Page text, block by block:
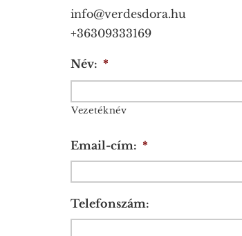
info@verdesdora.hu
+36309333169
Név: *
Vezetéknév
Email-cím: *
Telefonszám: